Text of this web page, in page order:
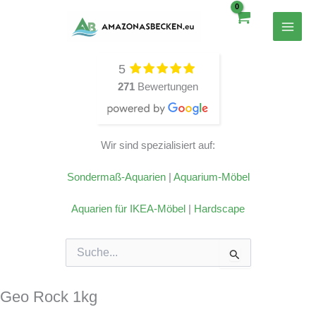
5
271 Bewertungen
Wir sind spezialisiert auf:
Sondermaß-Aquarien| Aquarium-Möbel
Aquarien für IKEA-Möbel | Hardscape
Suchen
nach:
Geo Rock 1kg